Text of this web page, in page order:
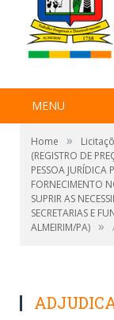
MENU
Home »
(REGISTRO DE
PESSOA
FORNECIMENTO
SUPRIR AS
SECRETARIAS E
ALMEIRIM/PA) »